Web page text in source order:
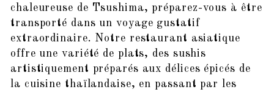
chaleureuse de Tsushima, préparez-vous à être
transporté dans un voyage gustatif
extraordinaire. Notre restaurant asiatique
offre une variété de plats, des sushis
artistiquement préparés aux délices épicés de
la cuisine thaïlandaise, en passant par les